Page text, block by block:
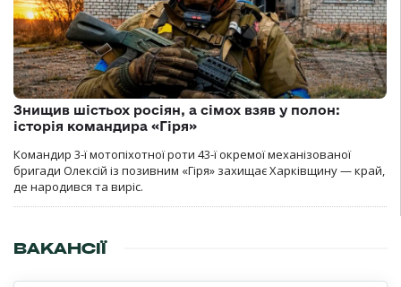
Знищив шістьох росіян, а сімох взяв у полон:
історія командира «Гіря»
Командир 3-ї мотопіхотної роти 43-ї окремої механізованої
бригади Олексій із позивним «Гіря» захищає Харківщину — край,
де народився та виріс.
ВАКАНСІЇ